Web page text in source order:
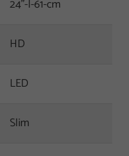
24"-|-61-cm
HD
LED
Slim